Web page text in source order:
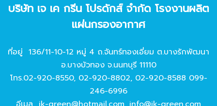
บริษัท เจ เค กรีน โปรดักส์ จํากัด โรงงานผลิต
แผ่นกรองอากาศ
ที่อยู่ 136/11-10-12 หมู่ 4 ถ.จันทร์ทองเอี่ยม ต.บางรักพัฒนา
อ.บางบัวทอง จ.นนทบุรี 11110
โทร.02-920-8550, 02-920-8802, 02-920-8588 099-
246-6996